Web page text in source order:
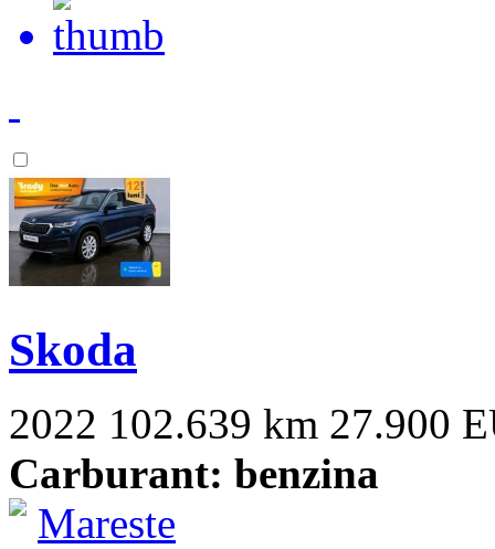
Skoda
2022 102.639 km 27.900
Carburant: benzina
Mareste